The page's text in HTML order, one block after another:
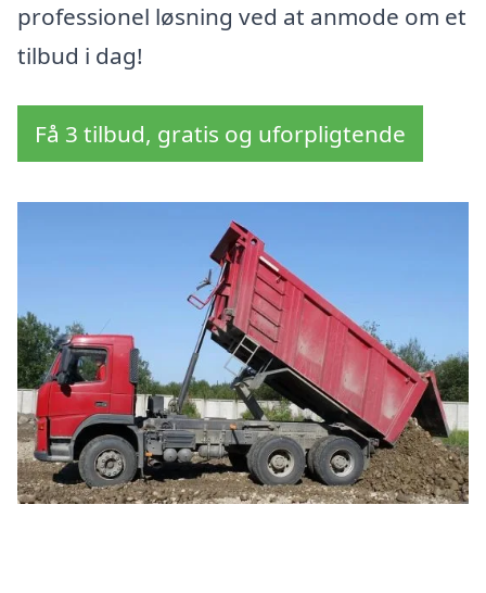
professionel løsning ved at anmode om et
tilbud i dag!
Få 3 tilbud, gratis og uforpligtende